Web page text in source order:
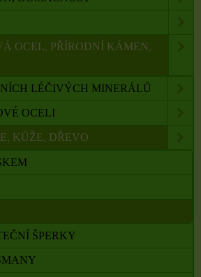
OCEL, PŘÍRODNÍ KÁMEN,
LÉČIVÝCH MINERÁLŮ
OCELI
KŮŽE, DŘEVO
ŠPERKY